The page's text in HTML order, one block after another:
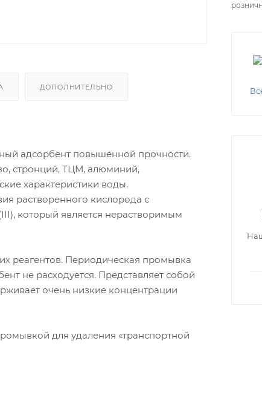
ДОПОЛНИТЕЛЬНО
адсорбент повышенной прочности.
стронций, ТЦМ, алюминий,
характеристики воды.
растворенного кислорода с
который является нерастворимым
реагентов. Периодическая промывка
не расходуется. Представляет собой
очень низкие концентрации
для удаления «транспортной